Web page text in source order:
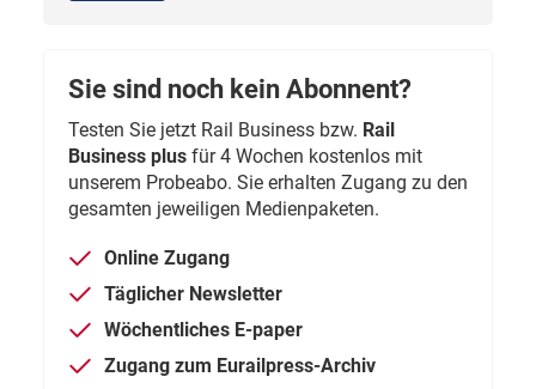
Sie sind noch kein Abonnent?
Testen Sie jetzt Rail Business bzw. Rail
Business plus für 4 Wochen kostenlos mit
unserem Probeabo. Sie erhalten Zugang zu den
gesamten jeweiligen Medienpaketen.
Online Zugang
Täglicher Newsletter
Wöchentliches E-paper
Zugang zum Eurailpress-Archiv